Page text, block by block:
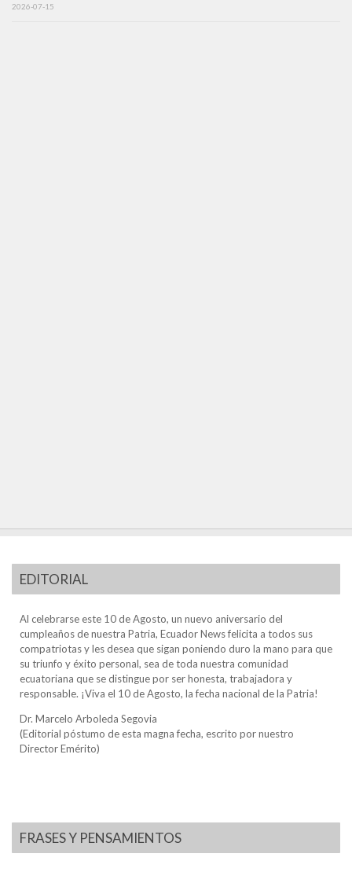
2026-07-15
EDITORIAL
Al celebrarse este 10 de Agosto, un nuevo aniversario del
cumpleaños de nuestra Patria, Ecuador News felicita a todos sus
compatriotas y les desea que sigan poniendo duro la mano para que
su triunfo y éxito personal, sea de toda nuestra comunidad
ecuatoriana que se distingue por ser honesta, trabajadora y
responsable. ¡Viva el 10 de Agosto, la fecha nacional de la Patria!
Dr. Marcelo Arboleda Segovia
(Editorial póstumo de esta magna fecha, escrito por nuestro
Director Emérito)
FRASES Y PENSAMIENTOS